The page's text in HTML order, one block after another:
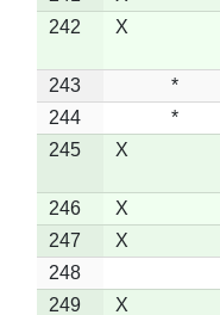
242
X
243 *
244
*
245
X
246 X
247
X
248
249
X